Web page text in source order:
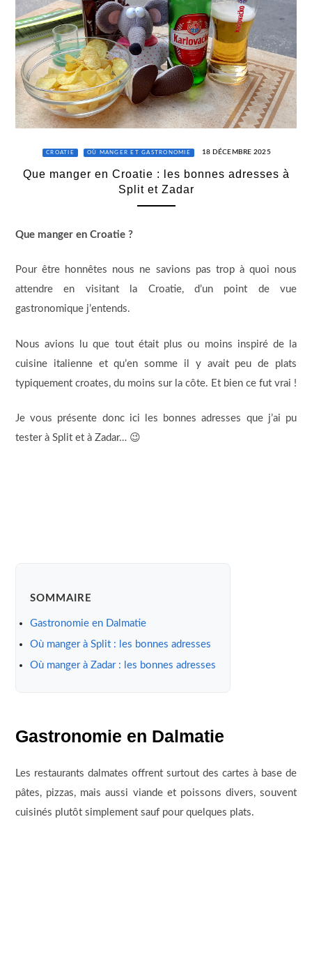
CROATIE OÙ MANGER ET GASTRONOMIE 18 DÉCEMBRE 2025
Que manger en Croatie : les bonnes adresses à
Split et Zadar
Que manger en Croatie ?
Pour être honnêtes nous ne savions pas trop à quoi nous
attendre en visitant la Croatie, d’un point de vue
gastronomique j’entends.
Nous avions lu que tout était plus ou moins inspiré de la
cuisine italienne et qu’en somme il y avait peu de plats
typiquement croates, du moins sur la côte. Et bien ce fut vrai !
Je vous présente donc ici les bonnes adresses que j’ai pu
tester à Split et à Zadar… 😉
SOMMAIRE
Gastronomie en Dalmatie
Où manger à Split : les bonnes adresses
Où manger à Zadar : les bonnes adresses
Gastronomie en Dalmatie
Les restaurants dalmates offrent surtout des cartes à base de
pâtes, pizzas, mais aussi viande et poissons divers, souvent
cuisinés plutôt simplement sauf pour quelques plats.